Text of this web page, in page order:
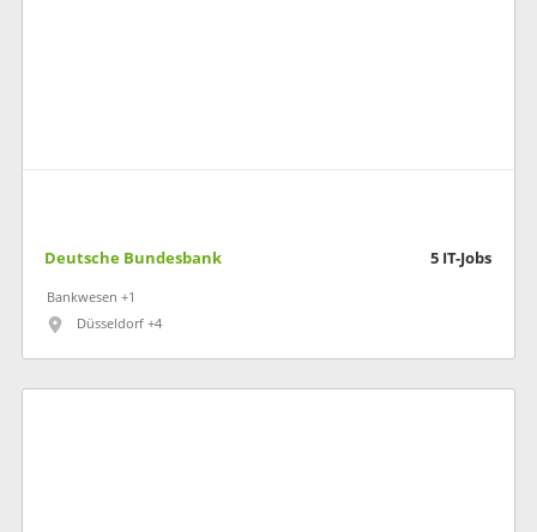
Deutsche Bundesbank 5 IT-Jobs
Bankwesen +1
Düsseldorf +4